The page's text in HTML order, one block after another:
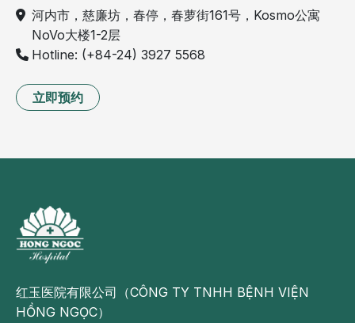
河内市，慈廉坊，春停，春萝街161号，Kosmo公寓
NoVo大楼1-2层
Hotline: (+84-24) 3927 5568
立即预约
红玉医院有限公司（CÔNG TY TNHH BỆNH VIỆN
HỒNG NGỌC）